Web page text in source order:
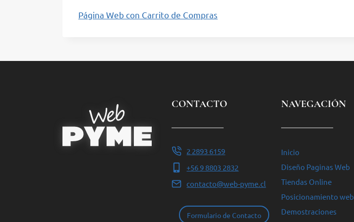
Página Web con Carrito de Compras
CONTACTO
2 2893 6159
+56 9 8803 2832
contacto@web-pyme.cl
Formulario de Contacto
NAVEGACIÓN
Inicio
Diseño Paginas Web
Tiendas Online
Posicionamiento web
Demostraciones